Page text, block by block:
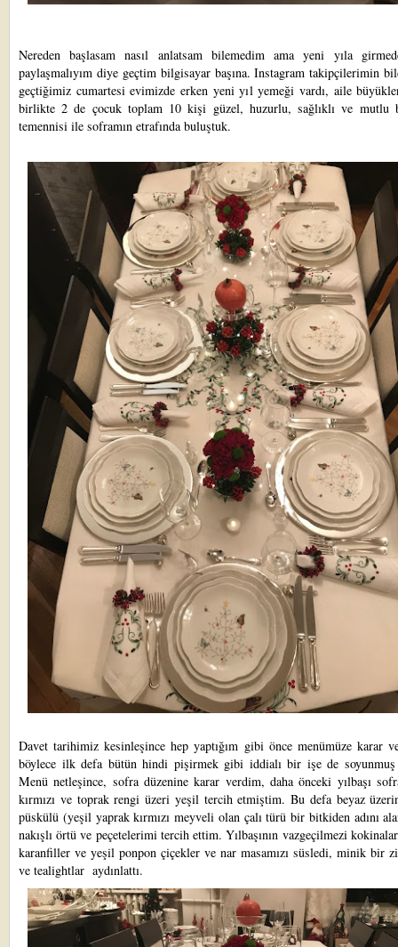
Nereden başlasam nasıl anlatsam bilemedim ama yeni yıla
paylaşmalıyım diye geçtim bilgisayar başına. Instagram takipçilerimin
geçtiğimiz cumartesi evimizde erken yeni yıl yemeği vardı, aile
birlikte 2 de çocuk toplam 10 kişi güzel, huzurlu, sağlıklı ve mutlu
temennisi ile soframın etrafında buluştuk.
Davet tarihimiz kesinleşince hep yaptığım gibi önce menümüze karar
böylece ilk defa bütün hindi pişirmek gibi iddialı bir işe de
Menü netleşince, sofra düzenine karar verdim, daha önceki yılbaşı
kırmızı ve toprak rengi üzeri yeşil tercih etmiştim. Bu defa beyaz
püskülü (yeşil yaprak kırmızı meyveli olan çalı türü bir bitkiden adını
nakışlı örtü ve peçetelerimi tercih ettim. Yılbaşının vazgeçilmezi
karanfiller ve yeşil ponpon çiçekler ve nar masamızı süsledi, minik bir
ve tealightlar aydınlattı.